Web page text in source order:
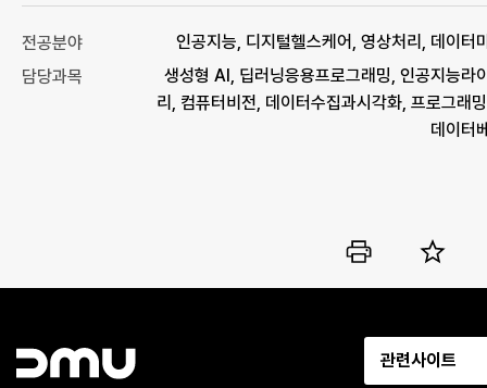
전공분야
인공지능, 디지털헬스케어, 영상처리, 데이터
담당과목
생성형 AI, 딥러닝응용프로그래밍, 인공지능라
리, 컴퓨터비전, 데이터수집과시각화, 프로그래
데이터
관련사이트